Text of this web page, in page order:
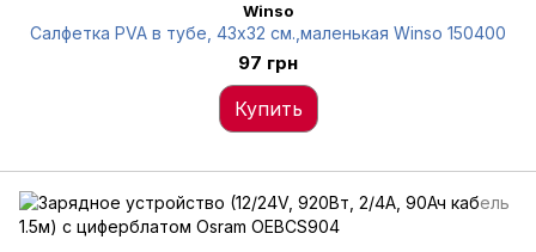
Winso
Салфетка PVA в тубе, 43x32 см.,маленькая Winso 150400
97 грн
Купить